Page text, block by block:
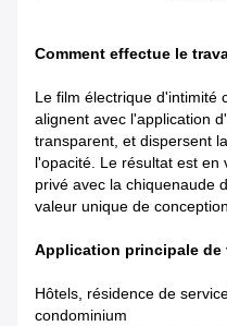
Comment effectue le
Le film électrique d'intimité
alignent avec l'application
transparent, et dispersent
l'opacité. Le résultat est
privé avec la chiquenaude
valeur unique de
Application principale de
Hôtels, résidence de
condominium